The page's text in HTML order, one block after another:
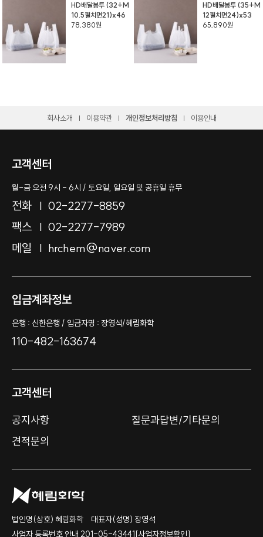
HD배달봉투 (32+M
10.5펼치면21)x46
78,380원
HD배달봉투 (35+M
12펼치면24)x53
65,890원
회사소개 이용약관 개인정보처리방침 이용안내
고객센터
월-금 오전 9시 - 6시 / 토요일, 일요일 및 공휴일 휴무
전화
02-2277-8859
팩스
02-2277-7989
메일
hrchem@naver.com
입금계좌정보
은행 : 신한은행 / 입금자명 : 장영석/혜림화학
110-482-163674
고객센터
공지사항
질문과답변/기타문의
견적문의
법인명(상호) 혜림화학
대표자(성명) 장영석
사업자 등록번호 안내 201-05-43441[사업자정보확인]